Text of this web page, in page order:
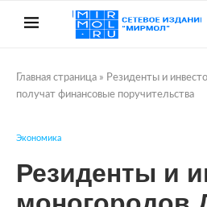
Главная страница » Резиденты и
получат финансовые поручительства
Экономика
Резиденты и